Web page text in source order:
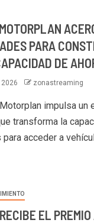
PARA
DE
zonastreaming
impulsa un
transforma la
acceder a
EL